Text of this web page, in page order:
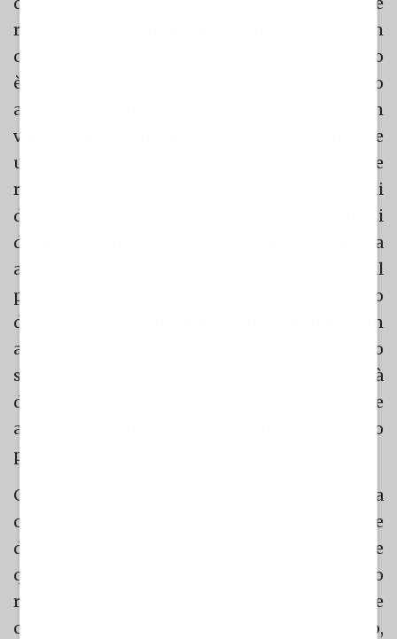
retrovie. Pur impiegando una parte non
cospicua delle proprie forze, l’esercito ucraino
è stato in grado di liberare un certo
ammontare di territorio avente un buon
valore tattico, infliggendo contestualmente
un tasso di perdite piuttosto elevato alle forze
russe relativo in particolare a sistemi
d’artiglieria. Le forze di Kiev potrebbero quindi
decidere di proseguire tale strategia
avanzando lentamente al fine di preservare il
proprio potenziale, come già avvenuto
durante la
, o in
alternativa potrebbero mirare a creare uno
squarcio nelle difese russe logorando le unità
di Mosca e concentrando le brigate
attualmente in riserva in quello specifico
punto.
Ciò che si evince dai risultati della
controffensiva risulta essere l’assunzione
dell’iniziativa da parte delle forze ucraine, le
quali pur non avendo ancora ottenuto
risultati di rilievo sono riuscite a conseguire
certamente un importante obbiettivo,